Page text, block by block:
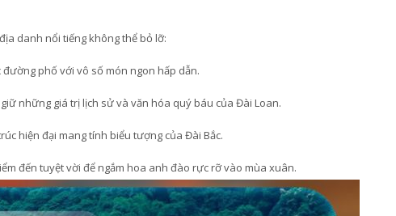
danh nổi tiếng không thể bỏ lỡ:
phố với vô số món ngon hấp dẫn.
những giá trị lịch sử và văn hóa quý báu của Đài Loan.
hiện đại mang tính biểu tượng của Đài Bắc.
đến tuyệt vời để ngắm hoa anh đào rực rỡ vào mùa xuân.